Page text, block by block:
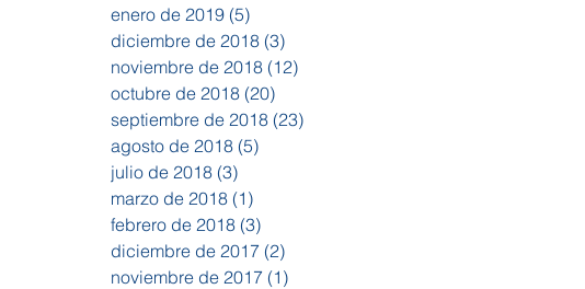
enero de 2019 (5)
diciembre de 2018 (3)
noviembre de 2018 (12)
octubre de 2018 (20)
septiembre de 2018 (23)
agosto de 2018 (5)
julio de 2018 (3)
marzo de 2018 (1)
febrero de 2018 (3)
diciembre de 2017 (2)
noviembre de 2017 (1)